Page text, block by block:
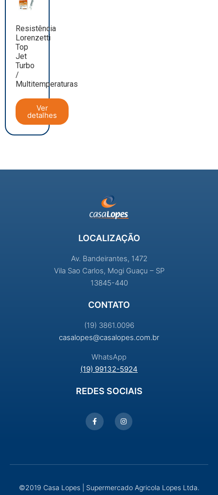
Resistência
Lorenzetti
Top
Jet
Turbo
/
Multitemperaturas
Ver
detalhes
LOCALIZAÇÃO
Av. Bandeirantes, 1472
Vila Sao Carlos, Mogi Guaçu – SP
13845-440
CONTATO
(19) 3861.0096
casalopes@casalopes.com.br
WhatsApp
(19) 99132-5924
REDES SOCIAIS
©2019 Casa Lopes | Supermercado Agricola Lopes Ltda.